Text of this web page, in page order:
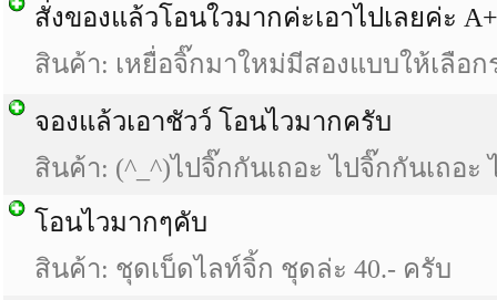
สั่งของแล้วโอนใวมากค่ะเอาไปเลยค่ะ
สินค้า: เหยื่อจิ๊กมาใหม่มีสองแบบให้เลือก
จองแล้วเอาชัวว์ โอนไวมากครับ
สินค้า: (^_^)ไปจิ๊กกันเถอะ ไปจิ๊กกันเถอะ
โอนไวมากๆคับ
สินค้า: ชุดเบ็ดไลท์จิ้ก ชุดล่ะ 40.- ครับ